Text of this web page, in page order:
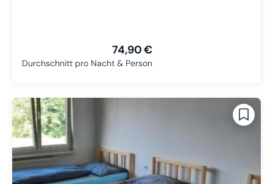
74,90 €
Durchschnitt pro Nacht & Person